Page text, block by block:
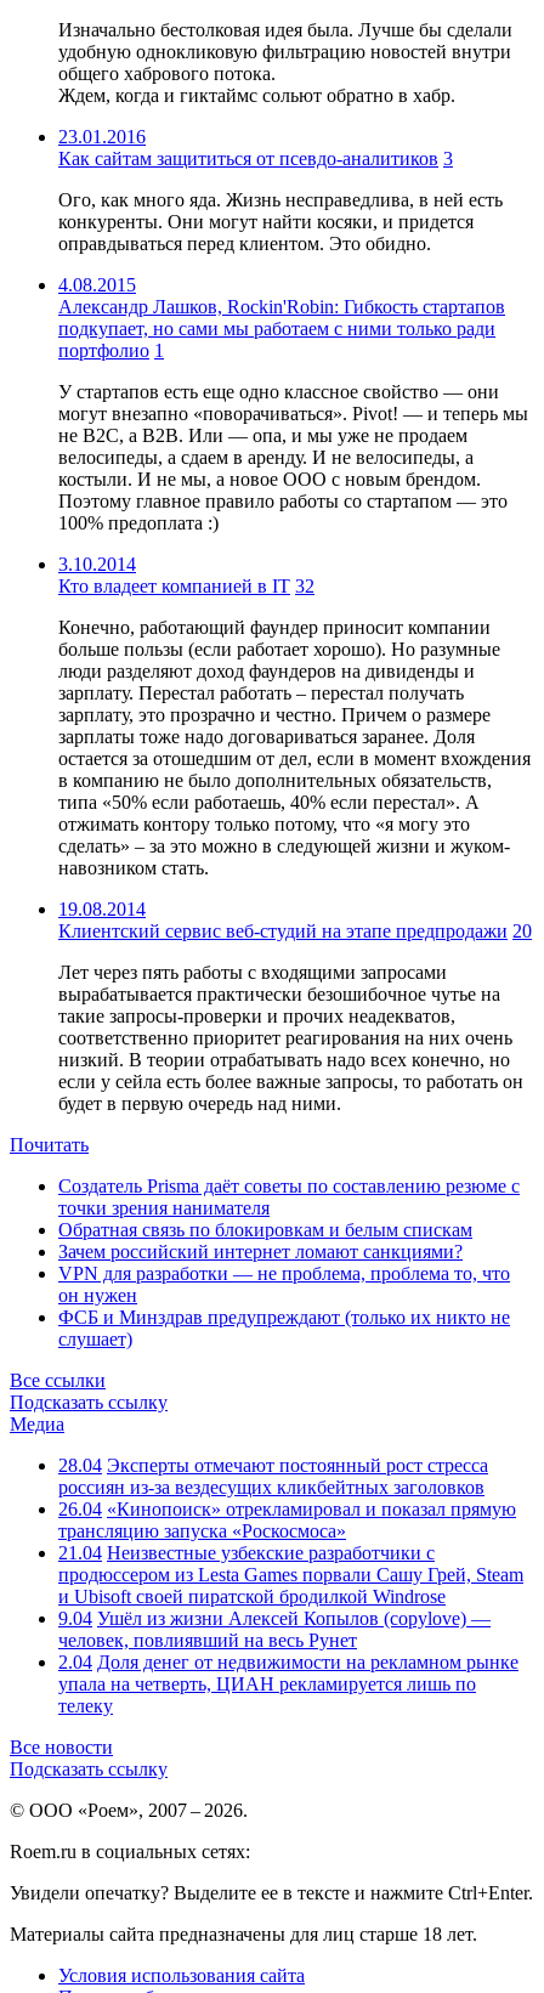
Изначально бестолковая идея была. Лучше бы сделали
удобную однокликовую фильтрацию новостей внутри
общего хабрового потока.
Ждем, когда и гиктаймс сольют обратно в хабр.
23.01.2016
Как сайтам защититься от псевдо-аналитиков 3
Ого, как много яда. Жизнь несправедлива, в ней есть
конкуренты. Они могут найти косяки, и придется
оправдываться перед клиентом. Это обидно.
4.08.2015
Александр Лашков, Rockin'Robin: Гибкость стартапов
подкупает, но сами мы работаем с ними только ради
портфолио 1
У стартапов есть еще одно классное свойство — они
могут внезапно «поворачиваться». Pivot! — и теперь мы
не B2C, а B2B. Или — опа, и мы уже не продаем
велосипеды, а сдаем в аренду. И не велосипеды, а
костыли. И не мы, а новое ООО с новым брендом.
Поэтому главное правило работы со стартапом — это
100% предоплата :)
3.10.2014
Кто владеет компанией в IT 32
Конечно, работающий фаундер приносит компании
больше пользы (если работает хорошо). Но разумные
люди разделяют доход фаундеров на дивиденды и
зарплату. Перестал работать – перестал получать
зарплату, это прозрачно и честно. Причем о размере
зарплаты тоже надо договариваться заранее. Доля
остается за отошедшим от дел, если в момент вхождения
в компанию не было дополнительных обязательств,
типа «50% если работаешь, 40% если перестал». А
отжимать контору только потому, что «я могу это
сделать» – за это можно в следующей жизни и жуком-
навозником стать.
19.08.2014
Клиентский сервис веб-студий на этапе предпродажи 20
Лет через пять работы с входящими запросами
вырабатывается практически безошибочное чутье на
такие запросы-проверки и прочих неадекватов,
соответственно приоритет реагирования на них очень
низкий. В теории отрабатывать надо всех конечно, но
если у сейла есть более важные запросы, то работать он
будет в первую очередь над ними.
Почитать
Создатель Prisma даёт советы по составлению резюме с
точки зрения нанимателя
Обратная связь по блокировкам и белым спискам
Зачем российский интернет ломают санкциями?
VPN для разработки — не проблема, проблема то, что
он нужен
ФСБ и Минздрав предупреждают (только их никто не
слушает)
Все ссылки
Подсказать ссылку
Медиа
28.04 Эксперты отмечают постоянный рост стресса
россиян из-за вездесущих кликбейтных заголовков
26.04 «Кинопоиск» отрекламировал и показал прямую
трансляцию запуска «Роскосмоса»
21.04 Неизвестные узбекские разработчики с
продюссером из Lesta Games порвали Сашу Грей, Steam
и Ubisoft своей пиратской бродилкой Windrose
9.04 Ушёл из жизни Алексей Копылов (copylove) —
человек, повлиявший на весь Рунет
2.04 Доля денег от недвижимости на рекламном рынке
упала на четверть, ЦИАН рекламируется лишь по
телеку
Все новости
Подсказать ссылку
© ООО «Роем», 2007 – 2026.
Roem.ru в социальных сетях:
Увидели опечатку? Выделите ее в тексте и нажмите Ctrl+Enter.
Материалы сайта предназначены для лиц старше 18 лет.
Условия использования сайта